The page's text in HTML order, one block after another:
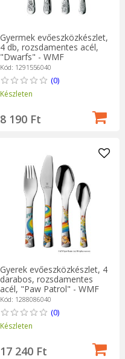
Gyermek evőeszközkészlet,
4 db, rozsdamentes acél,
"Dwarfs" - WMF
Kód: 1291556040
(0)
Készleten
8 190 Ft
Gyerek evőeszközkészlet, 4
darabos, rozsdamentes
acél, "Paw Patrol" - WMF
Kód: 1288086040
(0)
Készleten
17 240 Ft